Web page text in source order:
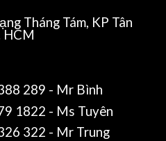
Tháng Tám, KP Tân
HCM
289 - Mr Bình
1822 - Ms Tuyên
322 - Mr Trung